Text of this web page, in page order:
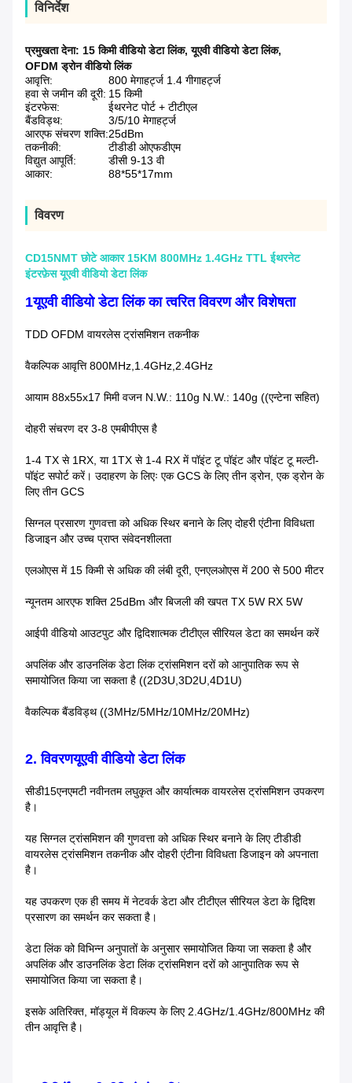
विनिर्देश
प्रमुखता देना: 15 किमी वीडियो डेटा लिंक,यूएवी वीडियो डेटा लिंक,
OFDM ड्रोन वीडियो लिंक
आवृत्ति:
800 मेगाहर्ट्ज 1.4 गीगाहर्ट्ज
हवा से जमीन की दूरी: 15 किमी
इंटरफेस:
ईथरनेट पोर्ट + टीटीएल
बैंडविड्थ:
3/5/10 मेगाहर्ट्ज
आरएफ संचरण शक्ति:25dBm
तकनीकी:
टीडीडी ओएफडीएम
विद्युत आपूर्ति:
डीसी 9-13 वी
आकार:
88*55*17mm
विवरण
CD15NMT छोटे आकार 15KM 800MHz 1.4GHz TTL ईथरनेट
इंटरफ़ेस यूएवी वीडियो डेटा लिंक
1यूएवी वीडियो डेटा लिंक का त्वरित विवरण और विशेषता
TDD OFDM वायरलेस ट्रांसमिशन तकनीक
वैकल्पिक आवृत्ति 800MHz,1.4GHz,2.4GHz
आयाम 88x55x17 मिमी वजन N.W.: 110g N.W.: 140g ((एन्टेना सहित)
दोहरी संचरण दर 3-8 एमबीपीएस है
1-4 TX से 1RX, या 1TX से 1-4 RX में पॉइंट टू पॉइंट और पॉइंट टू मल्टी-
पॉइंट सपोर्ट करें। उदाहरण के लिएः एक GCS के लिए तीन ड्रोन, एक ड्रोन के
लिए तीन GCS
सिग्नल प्रसारण गुणवत्ता को अधिक स्थिर बनाने के लिए दोहरी एंटीना विविधता
डिजाइन और उच्च प्राप्त संवेदनशीलता
एलओएस में 15 किमी से अधिक की लंबी दूरी, एनएलओएस में 200 से 500 मीटर
न्यूनतम आरएफ शक्ति 25dBm और बिजली की खपत TX 5W RX 5W
आईपी वीडियो आउटपुट और द्विदिशात्मक टीटीएल सीरियल डेटा का समर्थन करें
अपलिंक और डाउनलिंक डेटा लिंक ट्रांसमिशन दरों को आनुपातिक रूप से
समायोजित किया जा सकता है ((2D3U,3D2U,4D1U)
वैकल्पिक बैंडविड्थ ((3MHz/5MHz/10MHz/20MHz)
2. विवरणयूएवी वीडियो डेटा लिंक
सीडी15एनएमटी नवीनतम लघुकृत और कार्यात्मक वायरलेस ट्रांसमिशन उपकरण
है।
यह सिग्नल ट्रांसमिशन की गुणवत्ता को अधिक स्थिर बनाने के लिए टीडीडी
वायरलेस ट्रांसमिशन तकनीक और दोहरी एंटीना विविधता डिजाइन को अपनाता
है।
यह उपकरण एक ही समय में नेटवर्क डेटा और टीटीएल सीरियल डेटा के द्विदिश
प्रसारण का समर्थन कर सकता है।
डेटा लिंक को विभिन्न अनुपातों के अनुसार समायोजित किया जा सकता है और
अपलिंक और डाउनलिंक डेटा लिंक ट्रांसमिशन दरों को आनुपातिक रूप से
समायोजित किया जा सकता है।
इसके अतिरिक्त, मॉड्यूल में विकल्प के लिए 2.4GHz/1.4GHz/800MHz की
तीन आवृत्ति है।